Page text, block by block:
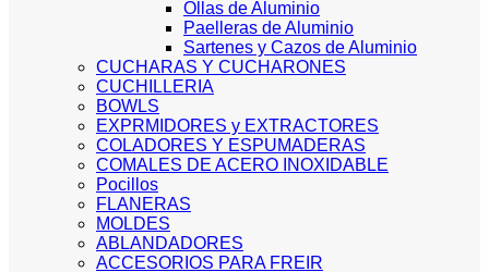
Ollas de Aluminio
Paelleras de Aluminio
Sartenes y Cazos de Aluminio
CUCHARAS Y CUCHARONES
CUCHILLERIA
BOWLS
EXPRMIDORES y EXTRACTORES
COLADORES Y ESPUMADERAS
COMALES DE ACERO INOXIDABLE
Pocillos
FLANERAS
MOLDES
ABLANDADORES
ACCESORIOS PARA FREIR